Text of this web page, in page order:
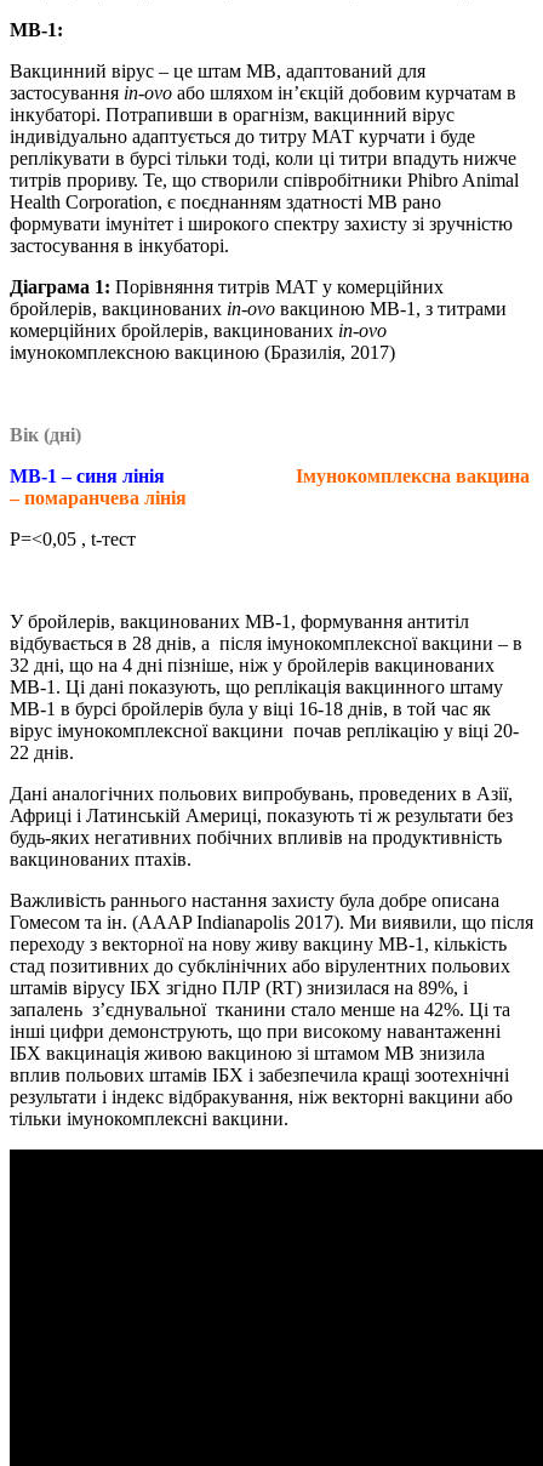
MB-1:
Вакцинний вірус – це штам MB, адаптований для
застосування in-ovo або шляхом ін’єкцій добовим курчатам в
інкубаторі. Потрапивши в орагнізм, вакцинний вірус
індивідуально адаптується до титру МАТ курчати і буде
реплікувати в бурсі тільки тоді, коли ці титри впадуть нижче
титрів прориву. Те, що створили співробітники Phibro Animal
Health Corporation, є поєднанням здатності MB рано
формувати імунітет і широкого спектру захисту зі зручністю
застосування в інкубаторі.
Діаграма 1: Порівняння титрів МАТ у комерційних
бройлерів, вакцинованих in-ovo вакциною MB-1, з титрами
комерційних бройлерів, вакцинованих in-ovo
імунокомплексною вакциною (Бразилія, 2017)
Вік (дні)
MB-1 – синя лінія
Імунокомплексна вакцина
– помаранчева лінія
P=<0,05 , t-тест
У бройлерів, вакцинованих MB-1, формування антитіл
відбувається в 28 днів, а після імунокомплексної вакцини – в
32 дні, що на 4 дні пізніше, ніж у бройлерів вакцинованих
МB-1. Ці дані показують, що реплікація вакцинного штаму
MB-1 в бурсі бройлерів була у віці 16-18 днів, в той час як
вірус імунокомплексної вакцини почав реплікацію у віці 20-
22 днів.
Дані аналогічних польових випробувань, проведених в Азії,
Африці і Латинській Америці, показують ті ж результати без
будь-яких негативних побічних впливів на продуктивність
вакцинованих птахів.
Важливість раннього настання захисту була добре описана
Гомесом та ін. (AAAP Indianapolis 2017). Ми виявили, що після
переходу з векторної на нову живу вакцину МВ-1, кількість
стад позитивних до субклінічних або вірулентних польових
штамів вірусу ІБХ згідно ПЛР (RT) знизилася на 89%, і
запалень з’єднувальної тканини стало менше на 42%. Ці та
інші цифри демонструють, що при високому навантаженні
ІБХ вакцинація живою вакциною зі штамом MB знизила
вплив польових штамів ІБХ і забезпечила кращі зоотехнічні
результати і індекс відбракування, ніж векторні вакцини або
тільки імунокомплексні вакцини.